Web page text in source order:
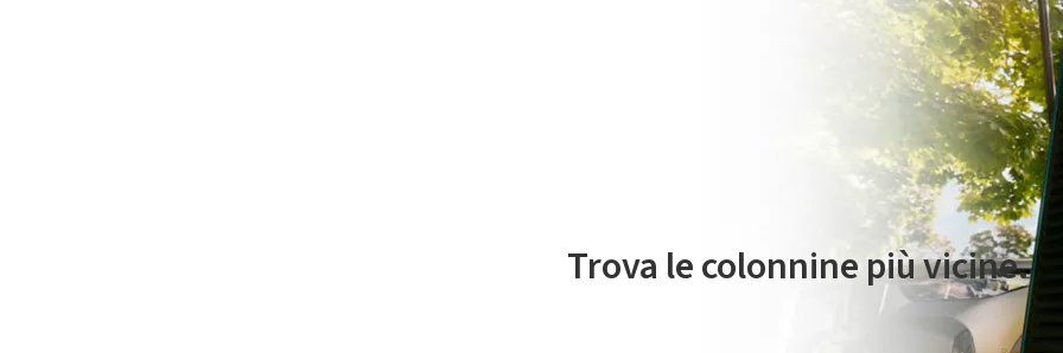
Il servizio di mobilità elettrica è gestito da Plenitude On The Road
Trova le colonnine più vicine.